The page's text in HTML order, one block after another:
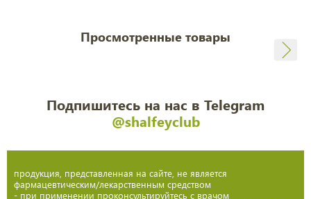
Просмотренные товары
Подпишитесь на нас в Telegram
@shalfeyclub
продукция, представленная на сайте, не является
фармацевтическим/лекарственным средством
- при применении проконсультируйтесь с врачом